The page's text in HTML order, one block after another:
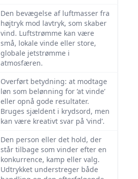
Den bevægelse af luftmasser fra
højtryk mod lavtryk, som skaber
vind. Luftstrømme kan være
små, lokale vinde eller store,
globale jetstrømme i
atmosfæren.
Overført betydning: at modtage
løn som belønning for ’at vinde’
eller opnå gode resultater.
Bruges sjældent i krydsord, men
kan være kreativt svar på ’vind’.
Den person eller det hold, der
står tilbage som vinder efter en
konkurrence, kamp eller valg.
Udtrykket understreger både